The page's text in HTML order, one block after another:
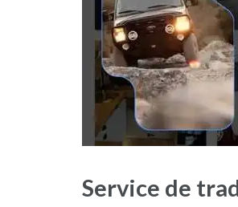
Service de